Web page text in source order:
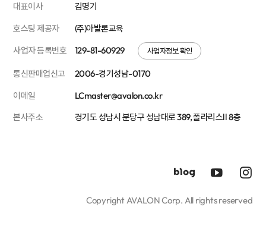
대표이사
김명기
호스팅 제공자
(주)아발론교육
사업자 등록번호
129-81-60929 사업자정보 확인
통신판매업신고
2006-경기성남-0170
이메일
LCmaster@avalon.co.kr
본사주소
경기도 성남시 분당구 성남대로 389, 폴라리스Ⅱ 8층
Copyright AVALON Corp. All rights reserved